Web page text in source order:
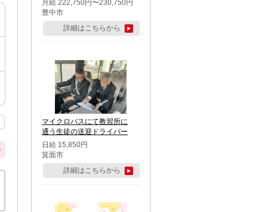
月給 222,750円〜230,750円
豊中市
詳細はこちらから
マイクロバスにて教習所に
通う生徒の送迎ドライバー
日給 15,850円
箕面市
詳細はこちらから